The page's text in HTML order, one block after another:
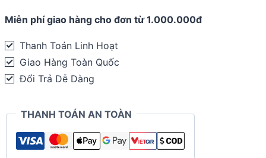
Altra
Olympus
5
-
Miễn phí giao hàng cho đơn từ 1.000.000đ
Thanh Toán Linh Hoạt
Giao Hàng Toàn Quốc
Đổi Trả Dễ Dàng
THANH TOÁN AN TOÀN